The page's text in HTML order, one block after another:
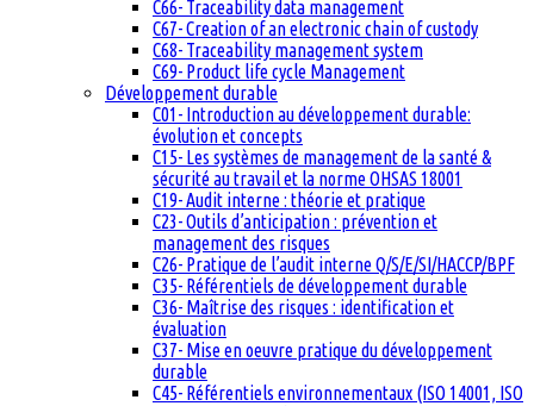
C66- Traceability data management
C67- Creation of an electronic chain of custody
C68- Traceability management system
C69- Product life cycle Management
Développement durable
C01- Introduction au développement durable:
évolution et concepts
C15- Les systèmes de management de la santé &
sécurité au travail et la norme OHSAS 18001
C19- Audit interne : théorie et pratique
C23- Outils d’anticipation : prévention et
management des risques
C26- Pratique de l’audit interne Q/S/E/SI/HACCP/BPF
C35- Référentiels de développement durable
C36- Maîtrise des risques : identification et
évaluation
C37- Mise en oeuvre pratique du développement
durable
C45- Référentiels environnementaux (ISO 14001, ISO